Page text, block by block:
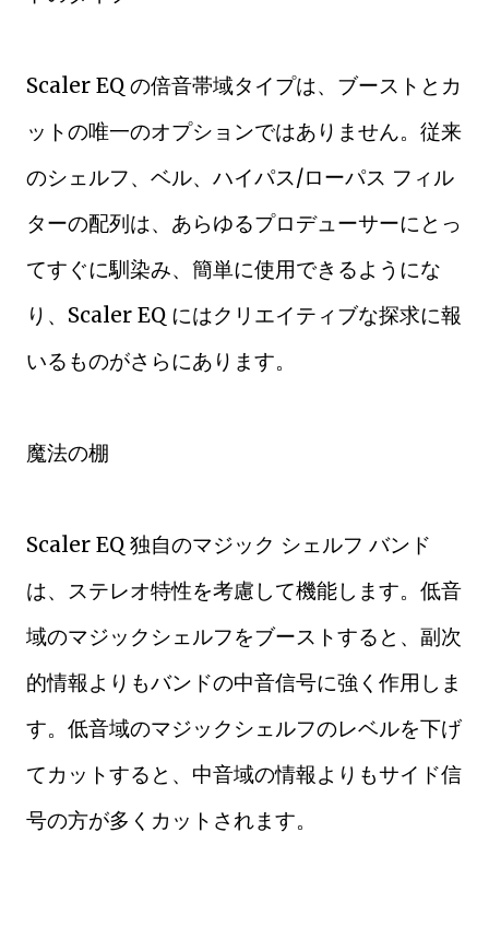
Scaler EQ の倍音帯域タイプは、ブーストとカ
ットの唯一のオプションではありません。従来
のシェルフ、ベル、ハイパス/ローパス フィル
ターの配列は、あらゆるプロデューサーにとっ
てすぐに馴染み、簡単に使用できるようにな
り、Scaler EQ にはクリエイティブな探求に報
いるものがさらにあります。
魔法の棚
Scaler EQ 独自のマジック シェルフ バンド
は、ステレオ特性を考慮して機能します。低音
域のマジックシェルフをブーストすると、副次
的情報よりもバンドの中音信号に強く作用しま
す。低音域のマジックシェルフのレベルを下げ
てカットすると、中音域の情報よりもサイド信
号の方が多くカットされます。